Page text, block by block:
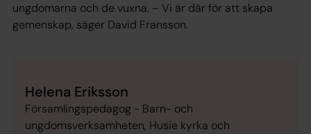
ungdomarna och de vuxna. – Vi är där för att skapa
gemenskap, säger David Fransson.
Helena Eriksson
Församlingspedagog - Barn- och
ungdomsverksamheten, Husie kyrka och